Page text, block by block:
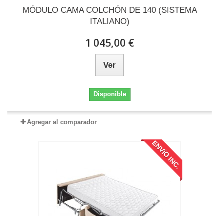
MÓDULO CAMA COLCHÓN DE 140 (SISTEMA
ITALIANO)
1 045,00 €
Ver
Disponible
Agregar al comparador
ENVÍO INC.